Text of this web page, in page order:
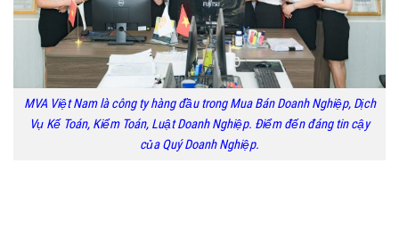
MVA Việt Nam là công ty hàng đầu trong Mua Bán Doanh Nghiệp, Dịch
Vụ Kế Toán, Kiểm Toán, Luật Doanh Nghiệp. Điểm đến đáng tin cậy
của Quý Doanh Nghiệp.